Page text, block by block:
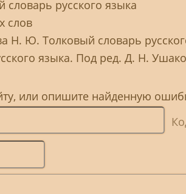
русского языка
слов
Ю. Толковый словарь
языка. Под ред. Д. Н.
или опишите найденную